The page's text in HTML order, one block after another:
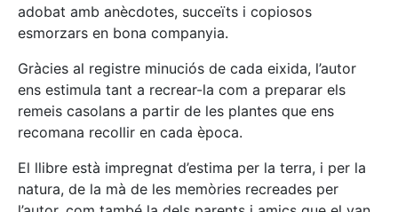
adobat amb anècdotes, succeïts i copiosos
esmorzars en bona companyia.
Gràcies al registre minuciós de cada eixida, l’autor
ens estimula tant a recrear-la com a preparar els
remeis casolans a partir de les plantes que ens
recomana recollir en cada època.
El llibre està impregnat d’estima per la terra, i per la
natura, de la mà de les memòries recreades per